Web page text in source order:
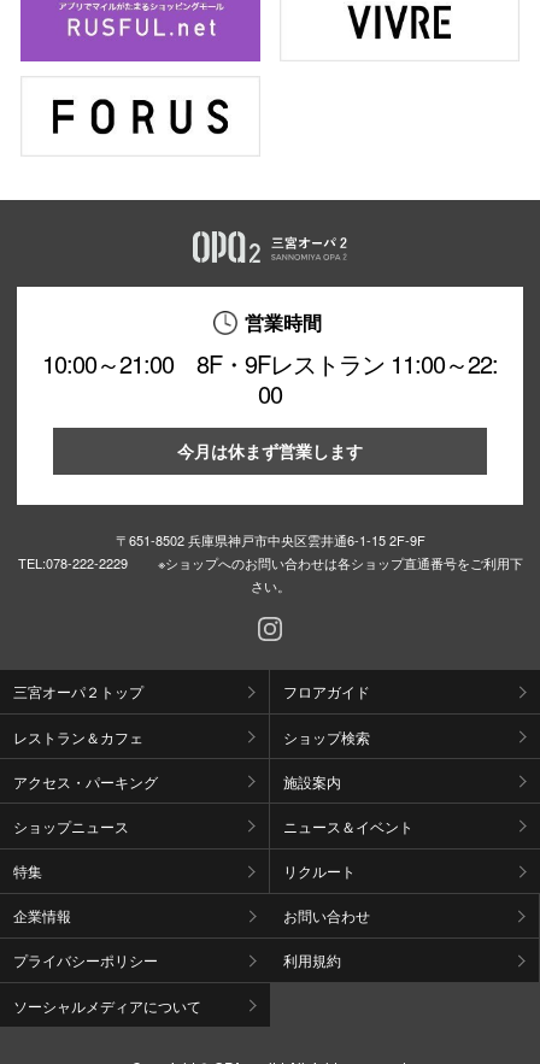
営業時間
10:00～21:00 8F・9Fレストラン 11:00～22:
00
今月は休まず営業します
〒651-8502 兵庫県神戸市中央区雲井通6-1-15 2F-9F
TEL:078-222-2229 ※ショップへのお問い合わせは各ショップ直通番号をご利用下
さい。
三宮オーパ２トップ フロアガイド
レストラン＆カフェ ショップ検索
アクセス・パーキング 施設案内
ショップニュース ニュース＆イベント
特集 リクルート
企業情報 お問い合わせ
プライバシーポリシー 利用規約
ソーシャルメディアについて